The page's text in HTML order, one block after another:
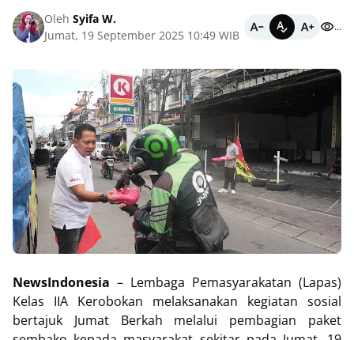
Oleh Syifa W.
Jumat, 19 September 2025 10:49 WIB
...
NewsIndonesia – Lembaga Pemasyarakatan (Lapas)
Kelas IIA Kerobokan melaksanakan kegiatan sosial
bertajuk Jumat Berkah melalui pembagian paket